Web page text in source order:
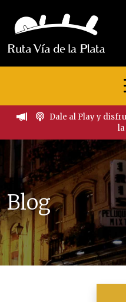
Dale al Play y
la
Blog